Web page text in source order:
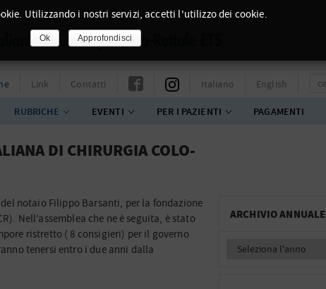
Link Contatti Italiano English
RUBRICHE EVENTI PER I PAZIENTI PAGAMENTI
DI CHIRURGIA COLO-
notaio Filippo Barsanti, per la fondazione
Nell’assemblea che ne è seguita, è stato
ristretto ( 8 consigieri) per il governo
tenersi entro i due anni dalla
ARCHIVIO ANNUALE
Utilizzando i nostri servizi, accetti l'utilizzo dei cookie.
Ok Approfondisci